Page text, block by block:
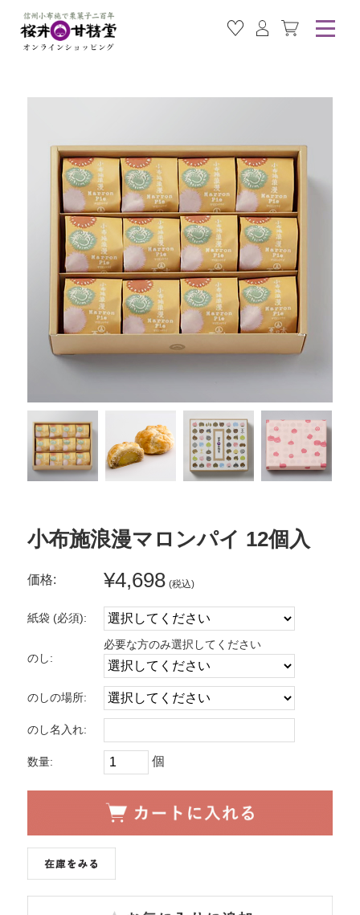
お気に入り商品
ログイン カート
小布施浪漫マロンパイ 12個入
価格: ¥4,698 (税込)
紙袋 (必須):
のし:
必要な方のみ選択してください
のしの場所:
のし名入れ:
数量: 個